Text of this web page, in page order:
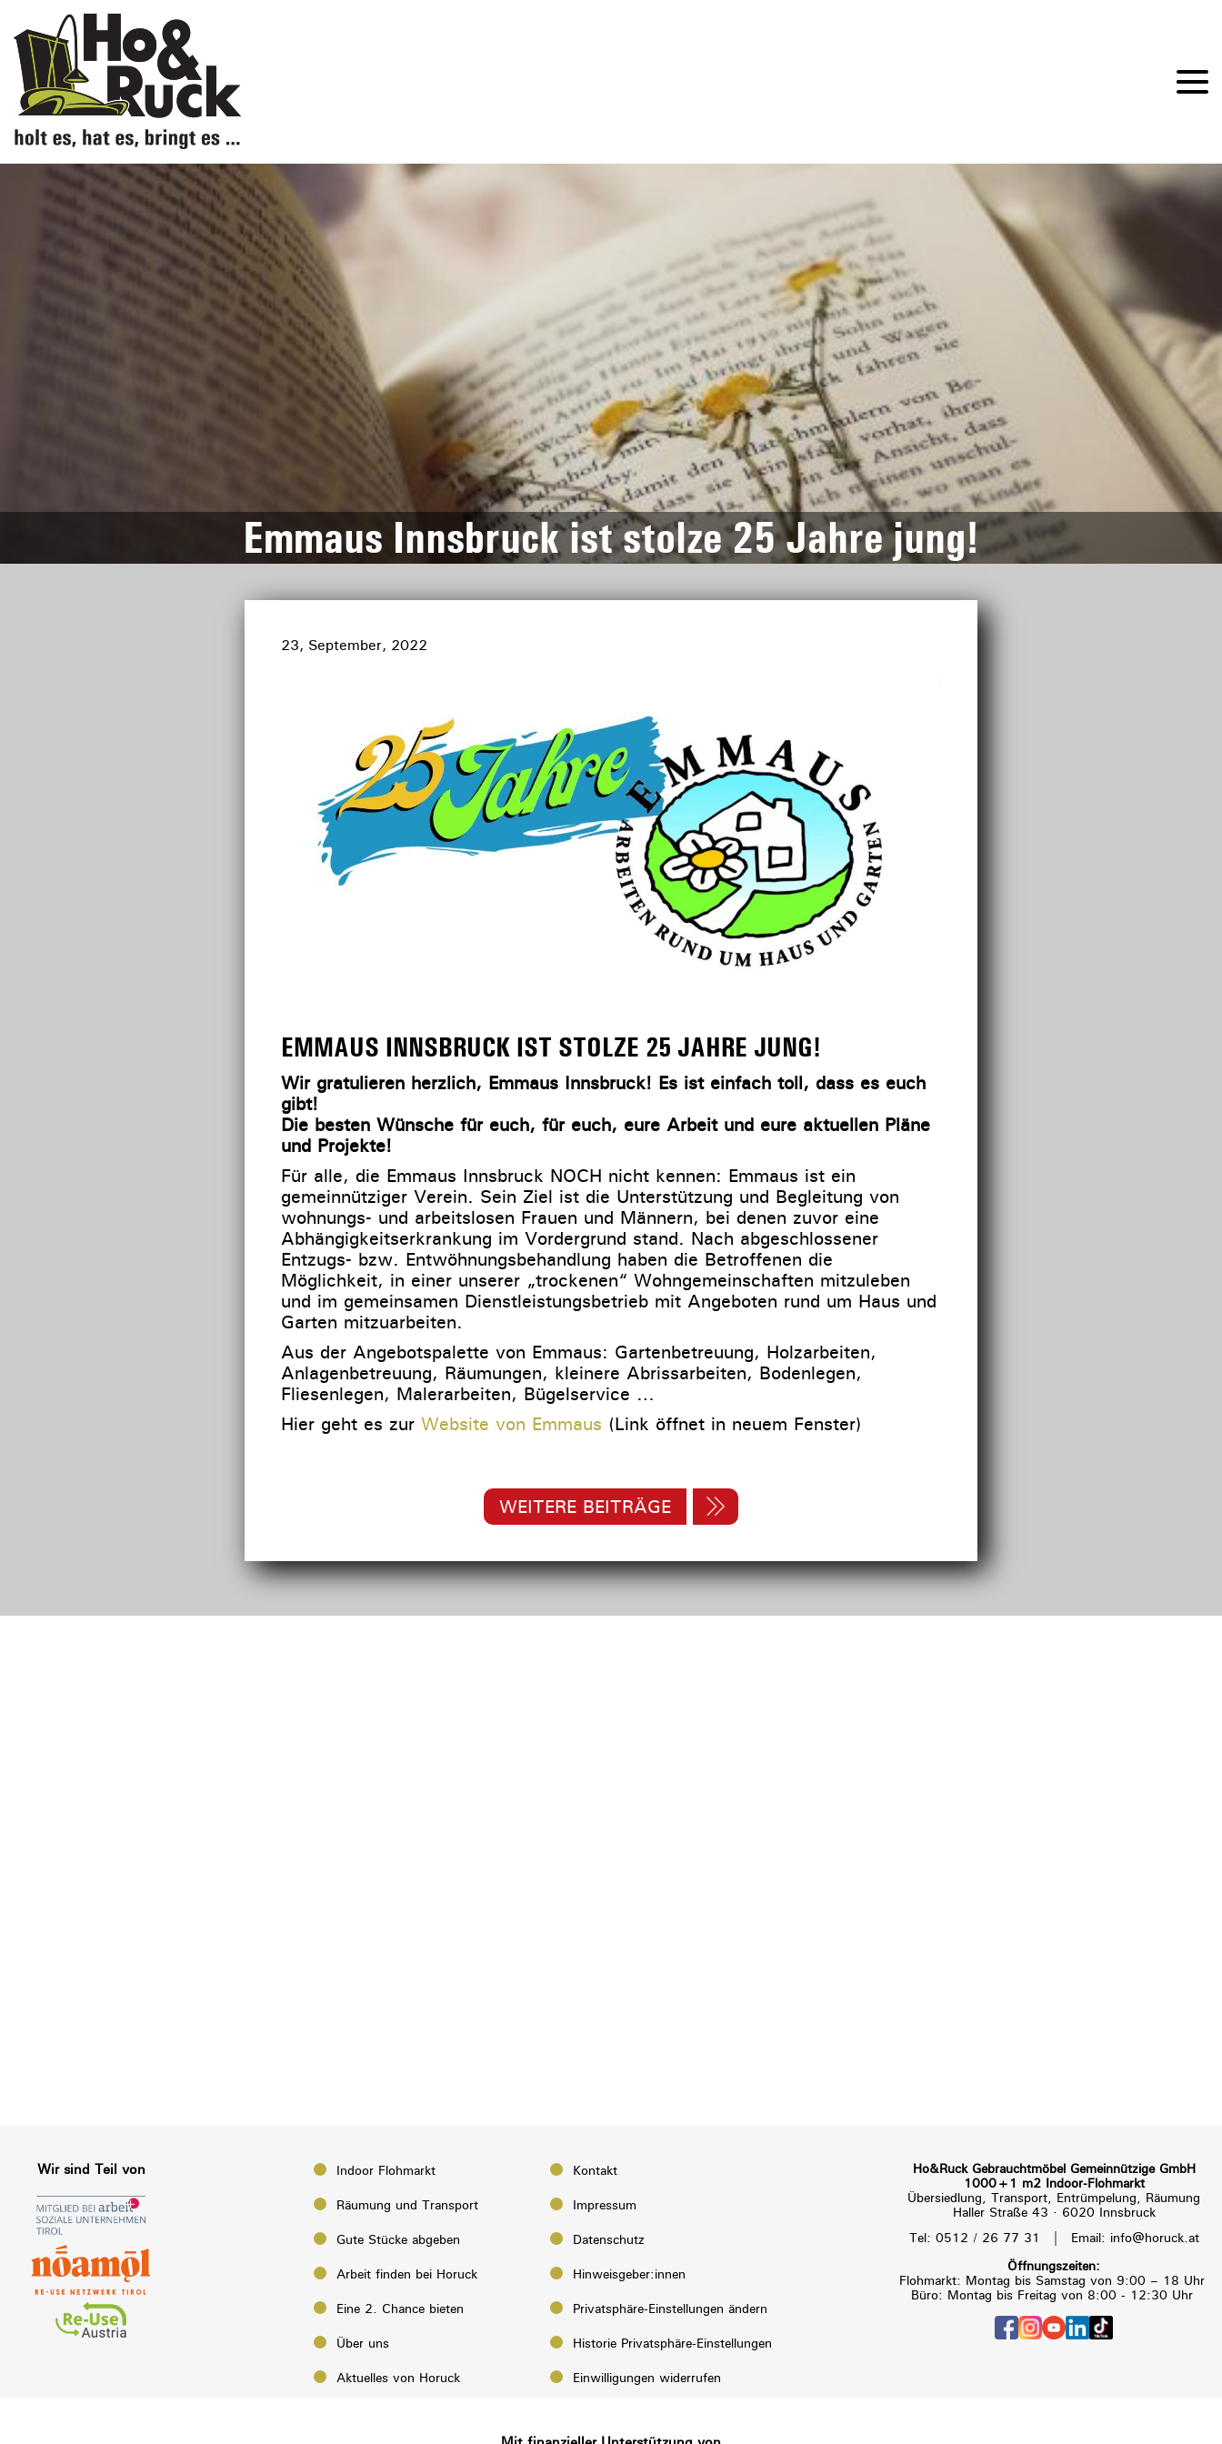
Emmaus Innsbruck ist stolze 25 Jahre jung!
23, September, 2022
EMMAUS INNSBRUCK IST STOLZE 25 JAHRE JUNG!
Wir gratulieren herzlich, Emmaus Innsbruck! Es ist einfach toll, dass es euch
gibt!
Die besten Wünsche für euch, für euch, eure Arbeit und eure aktuellen Pläne
und Projekte!
Für alle, die Emmaus Innsbruck NOCH nicht kennen: Emmaus ist ein
gemeinnütziger Verein. Sein Ziel ist die Unterstützung und Begleitung von
wohnungs- und arbeitslosen Frauen und Männern, bei denen zuvor eine
Abhängigkeitserkrankung im Vordergrund stand. Nach abgeschlossener
Entzugs- bzw. Entwöhnungsbehandlung haben die Betroffenen die
Möglichkeit, in einer unserer „trockenen“ Wohngemeinschaften mitzuleben
und im gemeinsamen Dienstleistungsbetrieb mit Angeboten rund um Haus und
Garten mitzuarbeiten.
Aus der Angebotspalette von Emmaus: Gartenbetreuung, Holzarbeiten,
Anlagenbetreuung, Räumungen, kleinere Abrissarbeiten, Bodenlegen,
Fliesenlegen, Malerarbeiten, Bügelservice …
Hier geht es zur Website von Emmaus (Link öffnet in neuem Fenster)
WEITERE BEITRÄGE
Wir sind Teil von Indoor Flohmarkt
Räumung und Transport
Gute Stücke abgeben
Arbeit finden bei Horuck
Eine 2. Chance bieten
Über uns
Aktuelles von Horuck
Kontakt
Impressum
Datenschutz
Hinweisgeber:innen
Privatsphäre-Einstellungen ändern
Historie Privatsphäre-Einstellungen
Einwilligungen widerrufen
Ho&Ruck Gebrauchtmöbel Gemeinnützige GmbH
1000+1 m2 Indoor-Flohmarkt
Übersiedlung, Transport, Entrümpelung, Räumung
Haller Straße 43 · 6020 Innsbruck
Tel: 0512 / 26 77 31
|
Email: info@horuck.at
Öffnungszeiten:
Flohmarkt: Montag bis Samstag von 9:00 – 18 Uhr
Büro: Montag bis Freitag von 8:00 - 12:30 Uhr